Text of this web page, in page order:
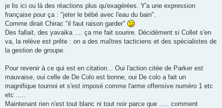
je lis ici ou là des réactions plus qu'exagérées. Y'a une expression
française pour ça : "jeter le bébé avec l'eau du bain".
Comme dirait Chirac "il faut raison garder"
Des fallait, des yavaika .... ça me fait sourire. Décidément si Collet s'en
va, la relève est prête : on a des maîtres tacticiens et des spécialistes de
la gestion de groupe.
Pour revenir à ce qui est en citation... Oui l'action citée de Parker est
mauvaise, oui celle de De Colo est bonne, oui De colo a fait un
magnifique tournoi et s'est imposé comme l'arme offensive numéro 1 etc
etc .....
Maintenant rien n'est tout blanc ni tout noir parce que ..... comment